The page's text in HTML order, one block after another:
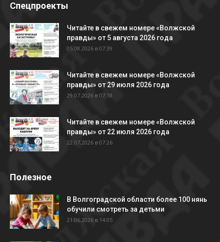
Спецпроекты
Читайте в свежем номере «Волжской
правды» от 5 августа 2026 года
05.08.2026 в 07:39
Читайте в свежем номере «Волжской
правды» от 29 июля 2026 года
29.07.2026 в 07:18
Читайте в свежем номере «Волжской
правды» от 22 июля 2026 года
22.07.2026 в 07:26
Полезное
В Волгоградской области более 100 нянь
обучили смотреть за детьми
21.06.2026 в 14:05